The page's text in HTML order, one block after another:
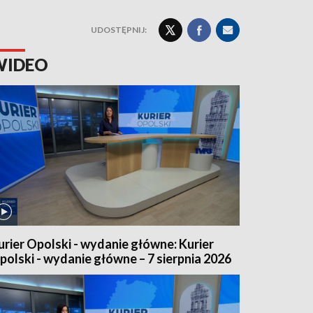
UDOSTĘPNIJ:
Opolski - wydanie główne: Kurier
- wydanie główne – 7 sierpnia 2026